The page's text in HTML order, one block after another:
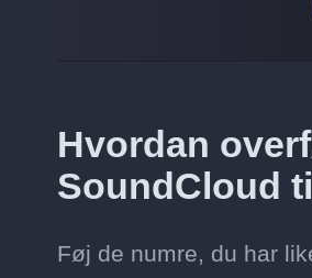
Hvordan
SoundCloud
Føj de numre, du har